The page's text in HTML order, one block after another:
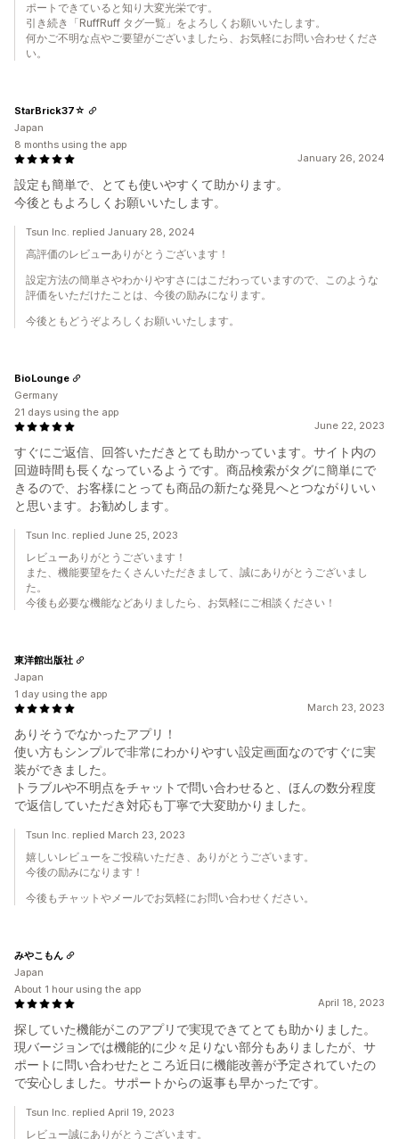
ポートできていると知り大変光栄です。
引き続き「RuffRuff タグ一覧」をよろしくお願いいたします。
何かご不明な点やご要望がございましたら、お気軽にお問い合わせくださ
い。
January 26, 2024
設定も簡単で、とても使いやすくて助かります。
今後ともよろしくお願いいたします。
StarBrick37☆
Japan
8 months using the app
Tsun Inc. replied January 28, 2024
高評価のレビューありがとうございます！
設定方法の簡単さやわかりやすさにはこだわっていますので、このような
評価をいただけたことは、今後の励みになります。
今後ともどうぞよろしくお願いいたします。
June 22, 2023
すぐにご返信、回答いただきとても助かっています。サイト内の
回遊時間も長くなっているようです。商品検索がタグに簡単にで
きるので、お客様にとっても商品の新たな発見へとつながりいい
と思います。お勧めします。
BioLounge
Germany
21 days using the app
Tsun Inc. replied June 25, 2023
レビューありがとうございます！
また、機能要望をたくさんいただきまして、誠にありがとうございまし
た。
今後も必要な機能などありましたら、お気軽にご相談ください！
March 23, 2023
ありそうでなかったアプリ！
使い方もシンプルで非常にわかりやすい設定画面なのですぐに実
装ができました。
トラブルや不明点をチャットで問い合わせると、ほんの数分程度
で返信していただき対応も丁寧で大変助かりました。
東洋館出版社
Japan
1 day using the app
Tsun Inc. replied March 23, 2023
嬉しいレビューをご投稿いただき、ありがとうございます。
今後の励みになります！
今後もチャットやメールでお気軽にお問い合わせください。
April 18, 2023
探していた機能がこのアプリで実現できてとても助かりました。
現バージョンでは機能的に少々足りない部分もありましたが、サ
ポートに問い合わせたところ近日に機能改善が予定されていたの
で安心しました。サポートからの返事も早かったです。
みやこもん
Japan
About 1 hour using the app
Tsun Inc. replied April 19, 2023
レビュー誠にありがとうございます。